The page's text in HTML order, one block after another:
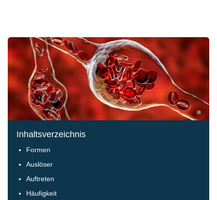
©
Inhaltsverzeichnis
Formen
Auslöser
Auftreten
Häufigkeit